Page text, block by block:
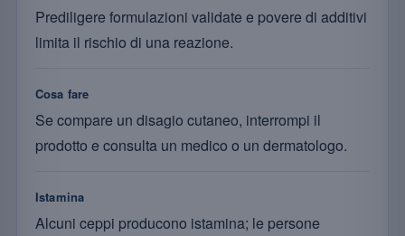
Prediligere formulazioni validate e povere di additivi
limita il rischio di una reazione.
Cosa fare
Se compare un disagio cutaneo, interrompi il
prodotto e consulta un medico o un dermatologo.
Istamina
Alcuni ceppi producono istamina; le persone